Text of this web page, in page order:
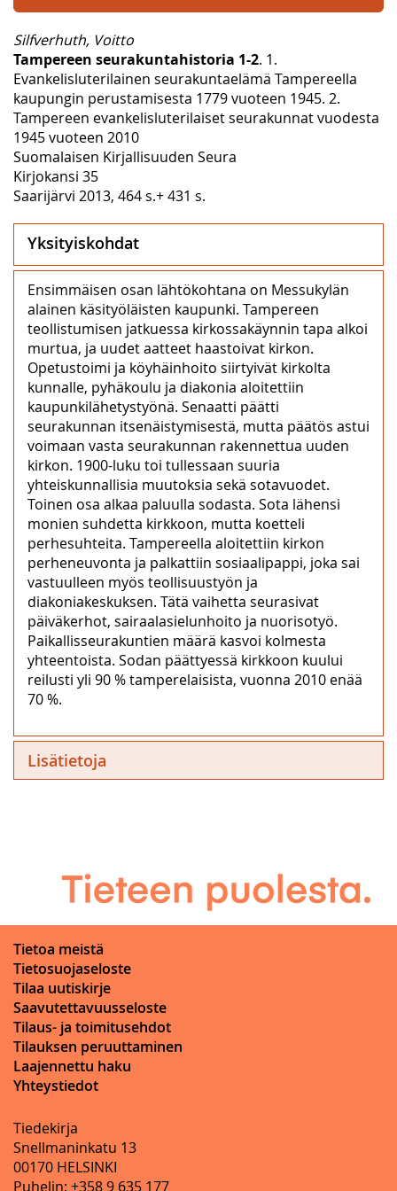
Silfverhuth, Voitto
Tampereen seurakuntahistoria 1-2. 1.
Evankelisluterilainen seurakuntaelämä Tampereella
kaupungin perustamisesta 1779 vuoteen 1945. 2.
Tampereen evankelisluterilaiset seurakunnat vuodesta
1945 vuoteen 2010
Suomalaisen Kirjallisuuden Seura
Kirjokansi 35
Saarijärvi 2013, 464 s.+ 431 s.
Yksityiskohdat
Ensimmäisen osan lähtökohtana on Messukylän
alainen käsityöläisten kaupunki. Tampereen
teollistumisen jatkuessa kirkossakäynnin tapa alkoi
murtua, ja uudet aatteet haastoivat kirkon.
Opetustoimi ja köyhäinhoito siirtyivät kirkolta
kunnalle, pyhäkoulu ja diakonia aloitettiin
kaupunkilähetystyönä. Senaatti päätti
seurakunnan itsenäistymisestä, mutta päätös astui
voimaan vasta seurakunnan rakennettua uuden
kirkon. 1900-luku toi tullessaan suuria
yhteiskunnallisia muutoksia sekä sotavuodet.
Toinen osa alkaa paluulla sodasta. Sota lähensi
monien suhdetta kirkkoon, mutta koetteli
perhesuhteita. Tampereella aloitettiin kirkon
perheneuvonta ja palkattiin sosiaalipappi, joka sai
vastuulleen myös teollisuustyön ja
diakoniakeskuksen. Tätä vaihetta seurasivat
päiväkerhot, sairaalasielunhoito ja nuorisotyö.
Paikallisseurakuntien määrä kasvoi kolmesta
yhteentoista. Sodan päättyessä kirkkoon kuului
reilusti yli 90 % tamperelaisista, vuonna 2010 enää
70 %.
Lisätietoja
Tietoa meistä
Tietosuojaseloste
Tilaa uutiskirje
Saavutettavuusseloste
Tilaus- ja toimitusehdot
Tilauksen peruuttaminen
Laajennettu haku
Yhteystiedot
Tiedekirja
Snellmaninkatu 13
00170 HELSINKI
Puhelin: +358 9 635 177